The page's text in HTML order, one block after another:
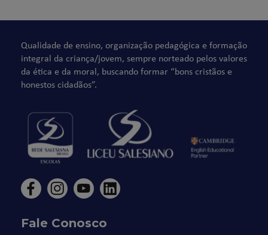
Qualidade de ensino, organização pedagógica e formação
integral da criança/jovem, sempre norteado pelos valores
da ética e da moral, buscando formar “bons cristãos e
honestos cidadãos”.
Fale Conosco